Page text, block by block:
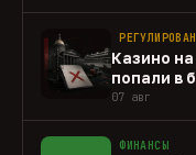
Казино
попали в
07 авг
ФИНАНСЫ